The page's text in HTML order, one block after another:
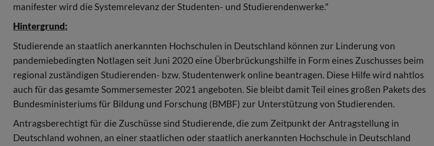
manifester wird die Systemrelevanz der Studenten- und Studierendenwerke."
Hintergrund:
Studierende an staatlich anerkannten Hochschulen in Deutschland können zur Linderung von
pandemiebedingten Notlagen seit Juni 2020 eine Überbrückungshilfe in Form eines Zuschusses beim
regional zuständigen Studierenden- bzw. Studentenwerk online beantragen. Diese Hilfe wird nahtlos
auch für das gesamte Sommersemester 2021 angeboten. Sie bleibt damit Teil eines großen Pakets des
Bundesministeriums für Bildung und Forschung (BMBF) zur Unterstützung von Studierenden.
Antragsberechtigt für die Zuschüsse sind Studierende, die zum Zeitpunkt der Antragstellung in
Deutschland wohnen, an einer staatlichen oder staatlich anerkannten Hochschule in Deutschland